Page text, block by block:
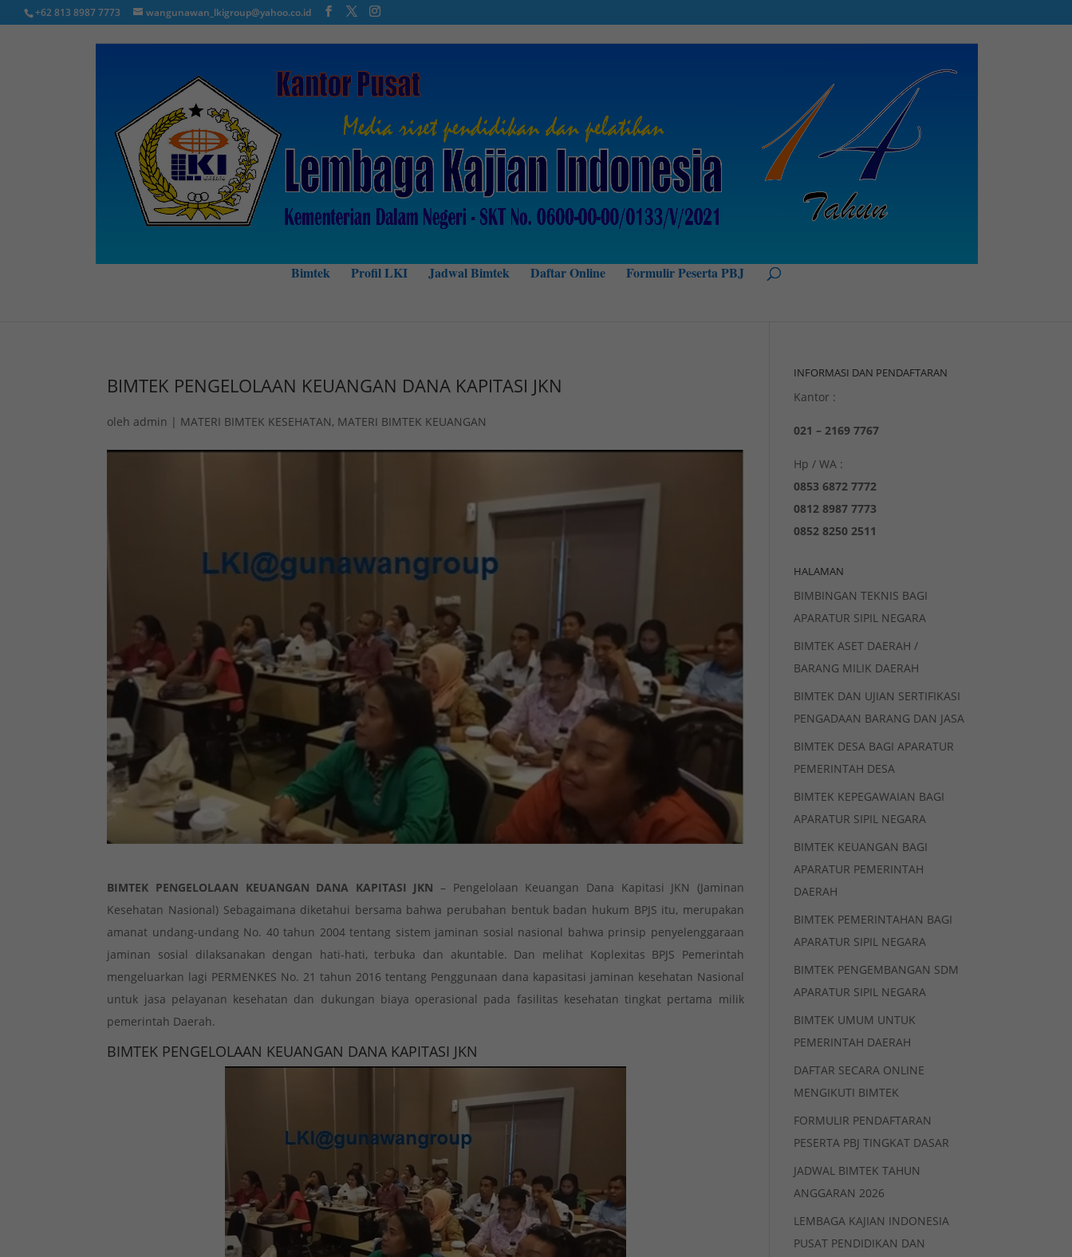
+62 813 8987 7773 wangunawan_lkigroup@yahoo.co.id
Bimtek Profil LKI Jadwal Bimtek Daftar Online Formulir Peserta PBJ
BIMTEK PENGELOLAAN KEUANGAN DANA KAPITASI JKN
oleh admin | MATERI BIMTEK KESEHATAN, MATERI BIMTEK KEUANGAN
BIMTEK PENGELOLAAN KEUANGAN DANA KAPITASI JKN – Pengelolaan Keuangan Dana Kapitasi JKN (Jaminan
Kesehatan Nasional) Sebagaimana diketahui bersama bahwa perubahan bentuk badan hukum BPJS itu, merupakan
amanat undang-undang No. 40 tahun 2004 tentang sistem jaminan sosial nasional bahwa prinsip penyelenggaraan
jaminan sosial dilaksanakan dengan hati-hati, terbuka dan akuntable. Dan melihat Koplexitas BPJS Pemerintah
mengeluarkan lagi PERMENKES No. 21 tahun 2016 tentang Penggunaan dana kapasitasi jaminan kesehatan Nasional
untuk jasa pelayanan kesehatan dan dukungan biaya operasional pada fasilitas kesehatan tingkat pertama milik
pemerintah Daerah.
BIMTEK PENGELOLAAN KEUANGAN DANA KAPITASI JKN
INFORMASI DAN PENDAFTARAN
Kantor :
021 – 2169 7767
Hp / WA :
0853 6872 7772
0812 8987 7773
0852 8250 2511
HALAMAN
BIMBINGAN TEKNIS BAGI
APARATUR SIPIL NEGARA
BIMTEK ASET DAERAH /
BARANG MILIK DAERAH
BIMTEK DAN UJIAN SERTIFIKASI
PENGADAAN BARANG DAN JASA
BIMTEK DESA BAGI APARATUR
PEMERINTAH DESA
BIMTEK KEPEGAWAIAN BAGI
APARATUR SIPIL NEGARA
BIMTEK KEUANGAN BAGI
APARATUR PEMERINTAH
DAERAH
BIMTEK PEMERINTAHAN BAGI
APARATUR SIPIL NEGARA
BIMTEK PENGEMBANGAN SDM
APARATUR SIPIL NEGARA
BIMTEK UMUM UNTUK
PEMERINTAH DAERAH
DAFTAR SECARA ONLINE
MENGIKUTI BIMTEK
FORMULIR PENDAFTARAN
PESERTA PBJ TINGKAT DASAR
JADWAL BIMTEK TAHUN
ANGGARAN 2026
LEMBAGA KAJIAN INDONESIA
PUSAT PENDIDIKAN DAN